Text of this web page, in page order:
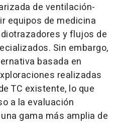
de ventilación-
equipos de medicina
y flujos de
Sin embargo,
basada en
realizadas
TC existente, lo que
a la evaluación
gama más amplia de